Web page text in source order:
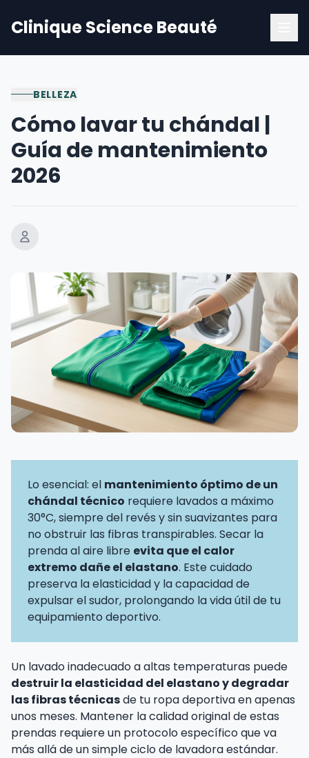
Clinique Science Beauté
BELLEZA
Cómo lavar tu chándal |
Guía de mantenimiento
2026
Lo esencial: el mantenimiento óptimo de un
chándal técnico requiere lavados a máximo
30°C, siempre del revés y sin suavizantes para
no obstruir las fibras transpirables. Secar la
prenda al aire libre evita que el calor
extremo dañe el elastano. Este cuidado
preserva la elasticidad y la capacidad de
expulsar el sudor, prolongando la vida útil de tu
equipamiento deportivo.
Un lavado inadecuado a altas temperaturas puede
destruir la elasticidad del elastano y degradar
las fibras técnicasde tu ropa deportiva en apenas
unos meses. Mantener la calidad original de estas
prendas requiere un protocolo específico que va
más allá de un simple ciclo de lavadora estándar.